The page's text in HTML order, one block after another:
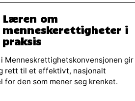
Læren om
menneskerettigheter i
praksis
Menneskrettighetskonvensjonen gir
rett til et effektivt, nasjonalt
for den som mener seg krenket.